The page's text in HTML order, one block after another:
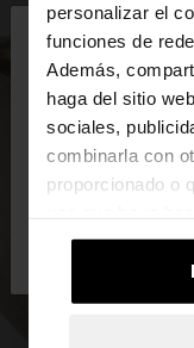
personalizar el
funciones de
Además,
haga del sitio
sociales,
combinarla con
proporcionado o
hola
Estás
la web de